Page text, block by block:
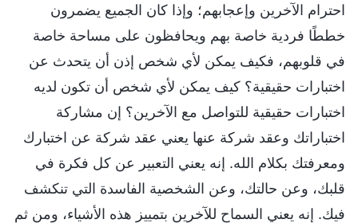
احترام الآخرين وإعجابهم؛ وإذا كان الجميع يضمرون
خططًا فردية خاصة بهم ويحافظون على مساحة خاصة
في قلوبهم، فكيف يمكن لأي شخص إذن أن يتحدث عن
اختبارات حقيقية؟ كيف يمكن لأي شخص أن تكون لديه
اختبارات حقيقية للتواصل مع الآخرين؟ إن مشاركة
اختباراتك وعقد شركة عنها يعني عقد شركة عن اختبارك
ومعرفتك بكلام الله. إنه يعني التعبير عن كل فكرة في
قلبك، وعن حالتك، وعن الشخصية الفاسدة التي تنكشف
فيك. إنه يعني السماح للآخرين بتمييز هذه الأشياء، ومن ثم